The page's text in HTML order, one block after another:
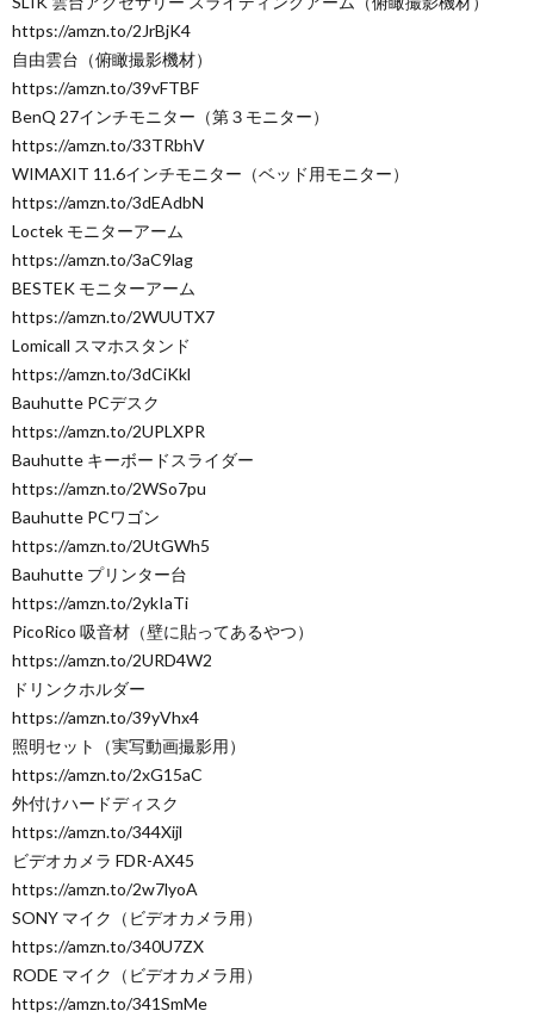
https://amzn.to/2JrBjK4
自由雲台（俯瞰撮影機材）
https://amzn.to/39vFTBF
BenQ 27インチモニター（第３モニター）
https://amzn.to/33TRbhV
WIMAXIT 11.6インチモニター（ベッド用モニター）
https://amzn.to/3dEAdbN
Loctek モニターアーム
https://amzn.to/3aC9lag
BESTEK モニターアーム
https://amzn.to/2WUUTX7
Lomicall スマホスタンド
https://amzn.to/3dCiKkl
Bauhutte PCデスク
https://amzn.to/2UPLXPR
Bauhutte キーボードスライダー
https://amzn.to/2WSo7pu
Bauhutte PCワゴン
https://amzn.to/2UtGWh5
Bauhutte プリンター台
https://amzn.to/2ykIaTi
PicoRico 吸音材（壁に貼ってあるやつ）
https://amzn.to/2URD4W2
ドリンクホルダー
https://amzn.to/39yVhx4
照明セット（実写動画撮影用）
https://amzn.to/2xG15aC
外付けハードディスク
https://amzn.to/344Xijl
ビデオカメラ FDR-AX45
https://amzn.to/2w7lyoA
SONY マイク（ビデオカメラ用）
https://amzn.to/340U7ZX
RODE マイク（ビデオカメラ用）
https://amzn.to/341SmMe